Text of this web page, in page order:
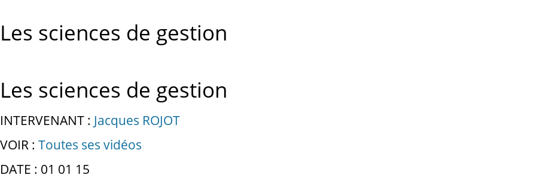
Les sciences de gestion
Les sciences de gestion
INTERVENANT : Jacques ROJOT
VOIR : Toutes ses vidéos
DATE : 01 01 15